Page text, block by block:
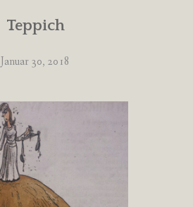
Teppich
Januar 30, 2018